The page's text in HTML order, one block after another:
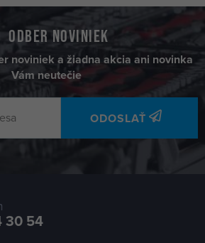
Odber noviniek
noviniek a žiadna akcia ani novinka
Vám neutečie
ODOSLAŤ
30 54